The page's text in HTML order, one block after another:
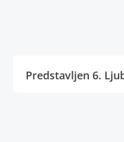
Predstavljen 6.